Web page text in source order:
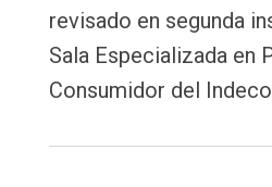
revisado en segunda
Sala Especializada en
Consumidor del